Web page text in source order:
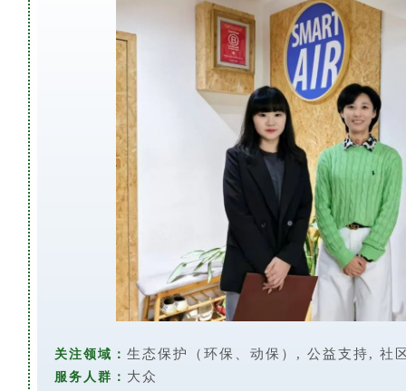
关注领域： 生态保护（环保、动保）, 公益支持, 社
服务人群： 大众